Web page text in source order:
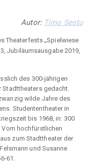
Autor: Timo Sestu
Theaterfests „Spielwiese
Jubiläumsausgabe 2019,
des 300-jährigen
Stadttheaters gedacht.
wilde Jahre des
Studententheater in
bis 1968, in: 300
Vom hochfürstlichen
zum Stadttheater der
und Susanne
61.